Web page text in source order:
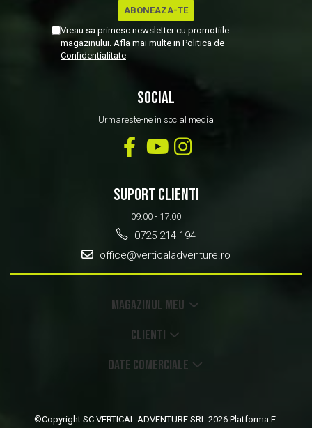
Vreau sa primesc newsletter cu promotiile
magazinului. Afla mai multe in Politica de
Confidentialitate
SOCIAL
Urmareste-ne in social media
SUPORT CLIENTI
09.00 - 17.00
0725 214 194
office@verticaladventure.ro
MAGAZINUL MEU
CLIENTI
DATE COMERCIALE
©Copyright SC VERTICAL ADVENTURE SRL 2026 Platforma E-